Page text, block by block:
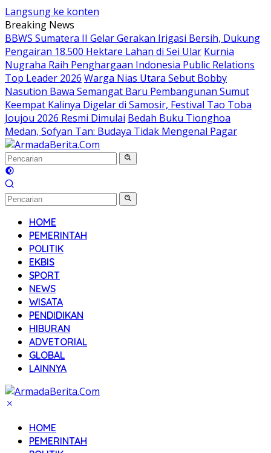
Langsung ke konten
Breaking News
BBWS Sumatera II Gelar Gerakan Irigasi Bersih, Dukung
Pengairan 18.500 Hektare Lahan di Sei Ular Kurnia
Nugraha Raih Penghargaan Indonesia Public Relations
Top Leader 2026 Warga Nias Utara Sebut Bobby
Nasution Bawa Semangat Baru Pembangunan Sumut
Keempat Kalinya Digelar di Samosir, Festival Tao Toba
Joujou 2026 Resmi Dimulai Bedah Buku Tionghoa
Medan, Sofyan Tan: Budaya Tidak Mengenal Pagar
HOME
PEMERINTAH
POLITIK
EKBIS
SPORT
NEWS
WISATA
PENDIDIKAN
HIBURAN
ADVETORIAL
GLOBAL
LAINNYA
HOME
PEMERINTAH